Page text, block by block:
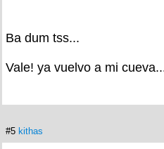
Ba dum tss...
Vale! ya vuelvo a mi
#5 kithas